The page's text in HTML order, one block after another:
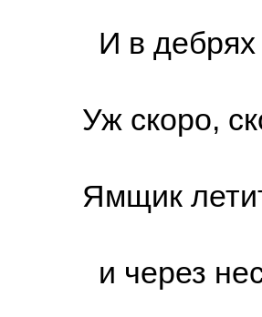
И в дебрях
Уж скоро,
Ямщик
и через